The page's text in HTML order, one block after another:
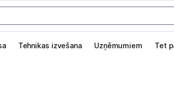
Tehnikas izvešana Uzņēmumiem Tet
Pieslēgties